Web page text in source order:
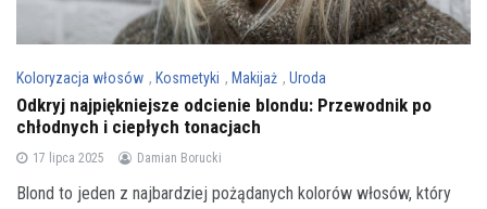
Koloryzacja włosów , Kosmetyki , Makijaż , Uroda
Odkryj najpiękniejsze odcienie blondu: Przewodnik po
chłodnych i ciepłych tonacjach
17 lipca 2025 Damian Borucki
Blond to jeden z najbardziej pożądanych kolorów włosów, który